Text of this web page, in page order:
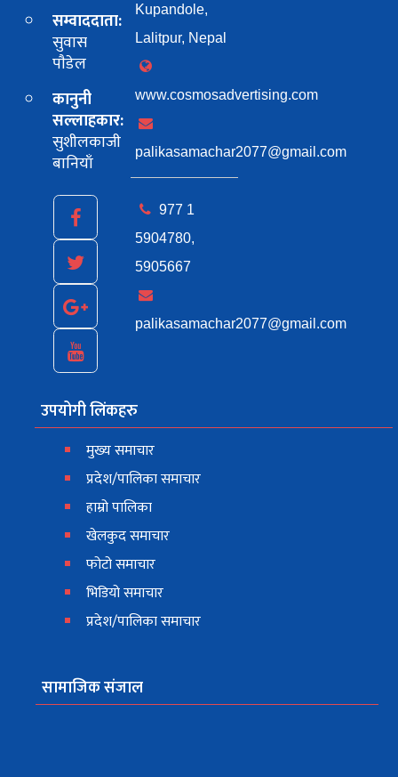
सम्वाददाता:
सुवास
पाैडेल
कानुनी
सल्लाहकार:
सुशीलकाजी
बानियाँ
Kupandole,
Lalitpur, Nepal
www.cosmosadvertising.com
palikasamachar2077@gmail.com
977 1
5904780,
5905667
palikasamachar2077@gmail.com
उपयोगी लिंकहरु
मुख्य समाचार
प्रदेश/पालिका समाचार
हाम्रो पालिका
खेलकुद समाचार
फोटो समाचार
भिडियो समाचार
प्रदेश/पालिका समाचार
सामाजिक संजाल